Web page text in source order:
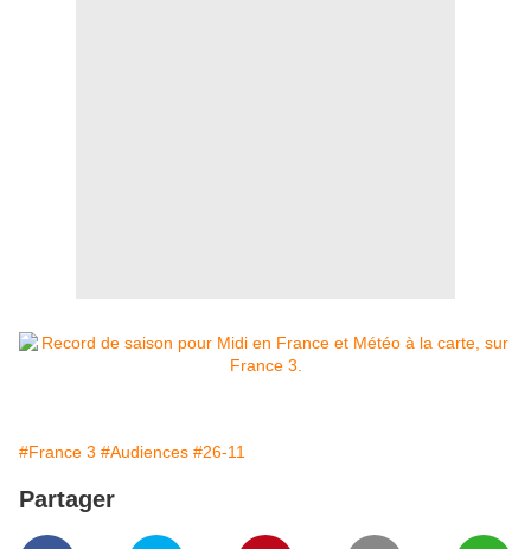
#France 3 #Audiences #26-11
Partager